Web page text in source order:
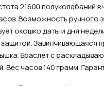
21600 полуколебаний в
Возможность ручного
окошко даты и дня
защитой. Завинчивающаяся
Браслет с
Вес часов 140 грамм.